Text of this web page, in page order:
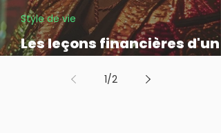
Les leçons financières d'un
Style de vie
1/2